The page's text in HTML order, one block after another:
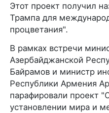
Этот проект получил
Трампа для
процветания".
В рамках встречи
Азербайджанской
Байрамов и министр
Республики Армения
парафировали проект
установлении мира и